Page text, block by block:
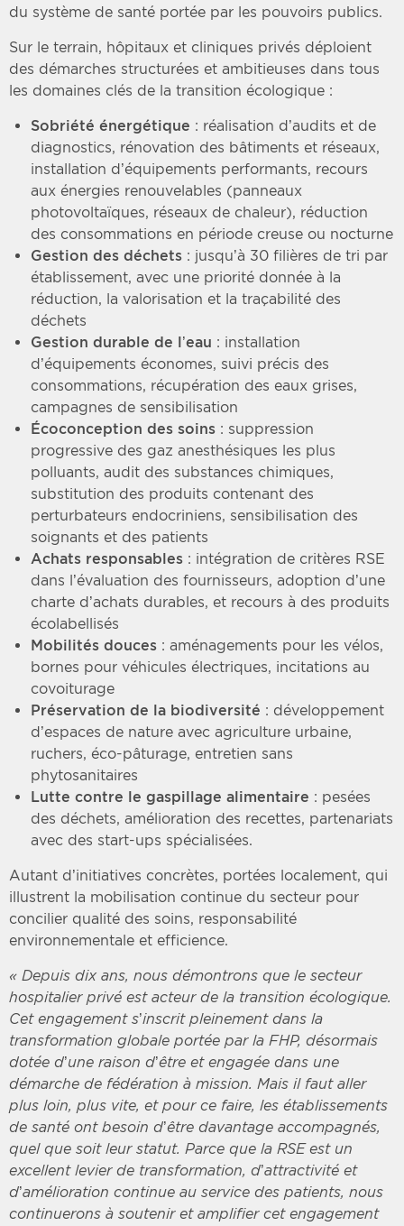
du système de santé portée par les pouvoirs publics.
Sur le terrain, hôpitaux et cliniques privés déploient
des démarches structurées et ambitieuses dans tous
les domaines clés de la transition écologique :
Sobriété énergétique : réalisation d’audits et de
diagnostics, rénovation des bâtiments et réseaux,
installation d’équipements performants, recours
aux énergies renouvelables (panneaux
photovoltaïques, réseaux de chaleur), réduction
des consommations en période creuse ou nocturne
Gestion des déchets : jusqu’à 30 filières de tri par
établissement, avec une priorité donnée à la
réduction, la valorisation et la traçabilité des
déchets
Gestion durable de l’eau : installation
d’équipements économes, suivi précis des
consommations, récupération des eaux grises,
campagnes de sensibilisation
Écoconception des soins : suppression
progressive des gaz anesthésiques les plus
polluants, audit des substances chimiques,
substitution des produits contenant des
perturbateurs endocriniens, sensibilisation des
soignants et des patients
Achats responsables : intégration de critères RSE
dans l’évaluation des fournisseurs, adoption d’une
charte d’achats durables, et recours à des produits
écolabellisés
Mobilités douces : aménagements pour les vélos,
bornes pour véhicules électriques, incitations au
covoiturage
Préservation de la biodiversité : développement
d’espaces de nature avec agriculture urbaine,
ruchers, éco-pâturage, entretien sans
phytosanitaires
Lutte contre le gaspillage alimentaire : pesées
des déchets, amélioration des recettes, partenariats
avec des start-ups spécialisées.
Autant d’initiatives concrètes, portées localement, qui
illustrent la mobilisation continue du secteur pour
concilier qualité des soins, responsabilité
environnementale et efficience.
« Depuis dix ans, nous démontrons que le secteur
hospitalier privé est acteur de la transition écologique.
Cet engagement s’inscrit pleinement dans la
transformation globale portée par la FHP, désormais
dotée d’une raison d’être et engagée dans une
démarche de fédération à mission. Mais il faut aller
plus loin, plus vite, et pour ce faire, les établissements
de santé ont besoin d’être davantage accompagnés,
quel que soit leur statut. Parce que la RSE est un
excellent levier de transformation, d’attractivité et
d’amélioration continue au service des patients, nous
continuerons à soutenir et amplifier cet engagement